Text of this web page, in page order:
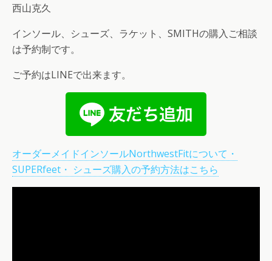
西山克久
インソール、シューズ、ラケット、SMITHの購入ご相談
は予約制です。
ご予約はLINEで出来ます。
オーダーメイドインソールNorthwestFitについて・
SUPERfeet・ シューズ購入の予約方法はこちら